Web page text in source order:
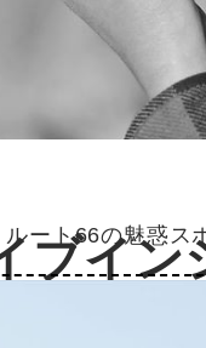
ルート66の魅惑ス
ブイン